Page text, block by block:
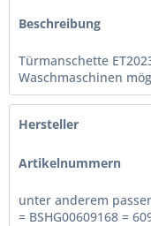
Beschreibung
Türmanschette
Waschmaschinen
Hersteller
Artikelnummern
unter anderem
= BSHG00609168 =